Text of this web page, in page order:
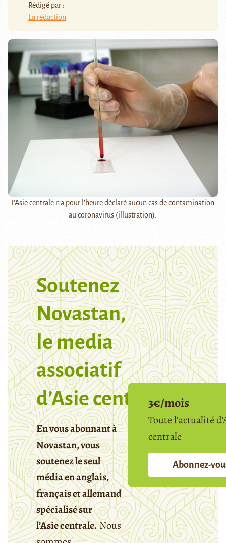
Rédigé par :
La rédaction
L'Asie centrale n'a pour l'heure déclaré aucun cas de contamination
au coronavirus (illustration).
Soutenez
Novastan,
le media
associatif
d’Asie centrale
En vous abonnant à
Novastan, vous
soutenez le seul
média en anglais,
français et allemand
spécialisé sur
l’Asie centrale.Nous
3€/mois
Toute l’actualité
centrale
Abonnez-